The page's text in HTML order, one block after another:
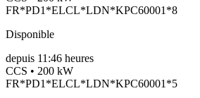
FR*PD1*ELCL*LDN*KPC60001*8
Disponible
depuis 11:46 heures
CCS • 200 kW
FR*PD1*ELCL*LDN*KPC60001*5